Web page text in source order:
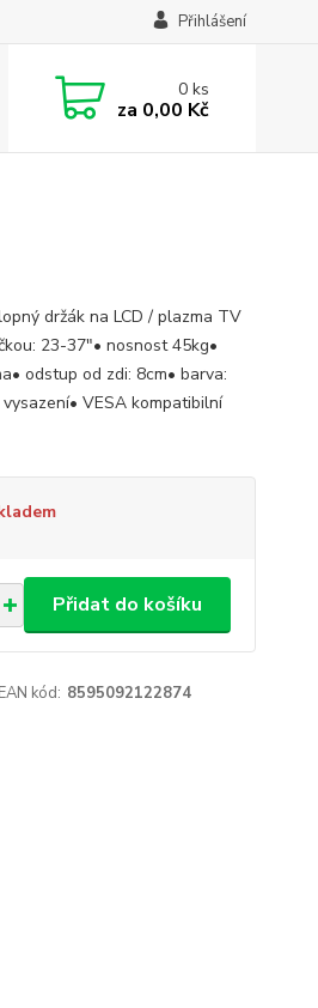
Přihlášení
0ks
za 0,00 Kč
držák na LCD / plazma TV
23-37"• nosnost 45kg•
odstup od zdi: 8cm• barva:
VESA kompatibilní
Přidat do košíku
EAN kód: 8595092122874